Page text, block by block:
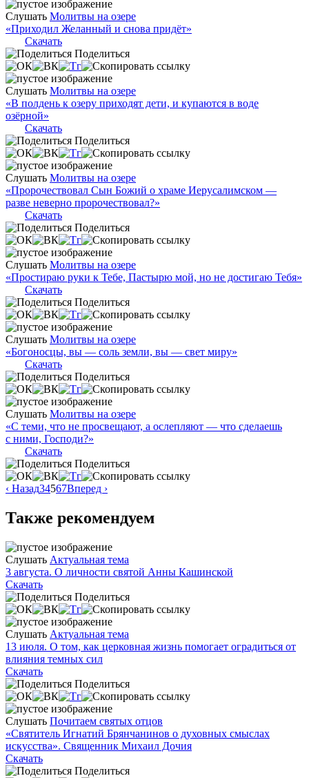
Слушать Молитвы на озере
«Приходил Желанный и снова придёт»
Скачать
Поделиться
Слушать Молитвы на озере
«В полдень к озеру приходят дети, и купаются в воде
озёрной»
Скачать
Поделиться
Слушать Молитвы на озере
«Пророчествовал Сын Божий о храме Иерусалимском —
разве неверно пророчествовал?»
Скачать
Поделиться
Слушать Молитвы на озере
«Простираю руки к Тебе, Пастырю мой, но не достигаю Тебя»
Скачать
Поделиться
Слушать Молитвы на озере
«Богоносцы, вы — соль земли, вы — свет миру»
Скачать
Поделиться
Слушать Молитвы на озере
«С теми, что не просвещают, а ослепляют — что сделаешь
с ними, Господи?»
Скачать
Поделиться
‹ Назад34567Вперед ›
Также рекомендуем
Слушать Актуальная тема
3 августа. О личности святой Анны Кашинской
Скачать
Поделиться
Слушать Актуальная тема
13 июля. О том, как церковная жизнь помогает оградиться от
влияния темных сил
Скачать
Поделиться
Слушать Почитаем святых отцов
«Святитель Игнатий Брянчанинов о духовных смыслах
искусства». Священник Михаил Дочия
Скачать
Поделиться